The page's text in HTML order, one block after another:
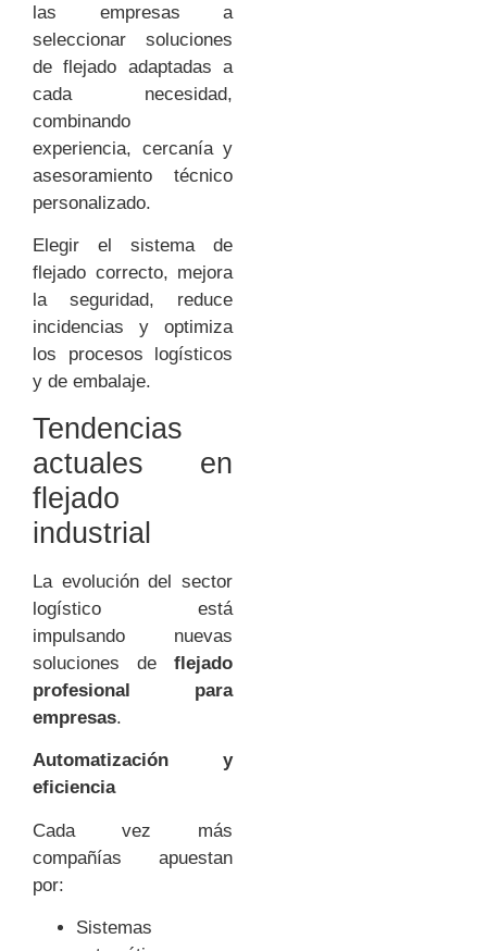
las empresas a
seleccionar soluciones
de flejado adaptadas a
cada necesidad,
combinando
experiencia, cercanía y
asesoramiento técnico
personalizado.
Elegir el sistema de
flejado correcto, mejora
la seguridad, reduce
incidencias y optimiza
los procesos logísticos
y de embalaje.
Tendencias
actuales en
flejado
industrial
La evolución del sector
logístico está
impulsando nuevas
soluciones de flejado
profesional para
empresas.
Automatización y
eficiencia
Cada vez más
compañías apuestan
por:
Sistemas